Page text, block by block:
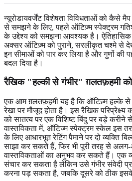
न्यूरोडायवर्जेंट विशेषता विविधताओं को कैसे
से समझने के लिए, पहले ऑटिज़्म स्पेक्ट्रम
के उद्देश्य को समझना आवश्यक है। ऐतिहासिक
अक्सर ऑटिज़्म को पुराने, सरलीकृत चश्मे से
इन सीमाओं को पार कर लिया है और गुणों की
बदल दिया है।
रैखिक "हल्की से गंभीर" ग़लतफ़हमी
एक आम ग़लतफ़हमी यह है कि ऑटिज़्म हल्के से
रेखा पर मौजूद होता है। इस रैखिक परिप्रेक्ष्य
को सातत्य पर एक विशिष्ट बिंदु पर बड़े
वास्तविकता में, ऑटिज्म स्पेक्ट्रम स्केल इस
के लिए आधारभूत रेटिंग पैमाने पर दो व्यक्ति
साझा कर सकते हैं, फिर भी पूरी तरह से अलग-
वास्तविकताओं का अनुभव कर सकते हैं। एक
संचार कर सकता है लेकिन उसे गंभीर संवेदी
करना पड़ सकता है, जबकि दूसरे को ठीक